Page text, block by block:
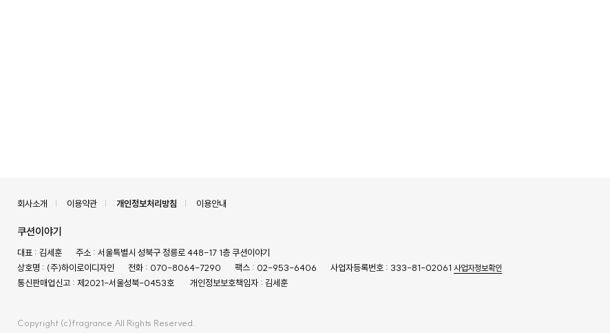
회사소개 이용약관 개인정보처리방침 이용안내
쿠션이야기
대표 : 김세훈
주소 : 서울특별시 성북구 정릉로 448-17 1층 쿠션이야기
상호명 : (주)하이로이디자인
전화 : 070-8064-7290 팩스 : 02-953-6406 사업자등록번호 : 333-81-02061 사업자정보확인
통신판매업신고 : 제2021-서울성북-0453호 개인정보보호책임자 : 김세훈
Copyright (c)fragrance All Rights Reserved.